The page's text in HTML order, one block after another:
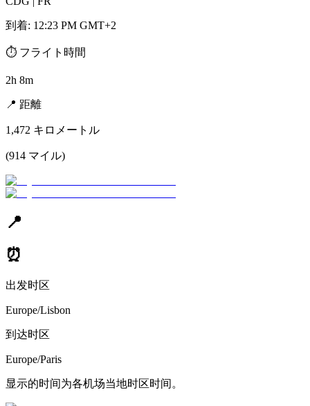
到着: 12:23 PM GMT+2
⏱️ フライト時間
2h 8m
📍 距離
1,472 キロメートル
(914 マイル)
📍
⏰
出发时区
Europe/Lisbon
到达时区
Europe/Paris
显示的时间为各机场当地时区时间。